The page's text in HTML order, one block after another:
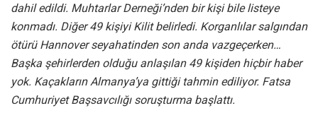
dahil edildi. Muhtarlar Derneği’nden bir kişi bile listeye
konmadı. Diğer 49 kişiyi Kilit belirledi. Korganlılar salgından
ötürü Hannover seyahatinden son anda vazgeçerken…
Başka şehirlerden olduğu anlaşılan 49 kişiden hiçbir haber
yok. Kaçakların Almanya’ya gittiği tahmin ediliyor. Fatsa
Cumhuriyet Başsavcılığı soruşturma başlattı.